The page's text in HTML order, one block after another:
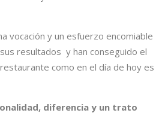
vocación y un esfuerzo encomiable
resultados y han conseguido el
como en el día de hoy es
diferencia y un trato